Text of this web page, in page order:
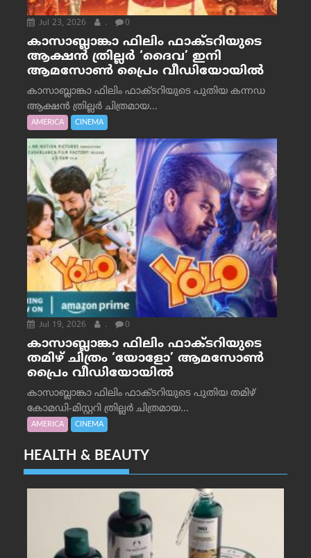
Jul 23, 2026 . 0
കാസാബ്ലാങ്കാ ഫിലിം ഫാക്ടറിയുടെ
ആക്ഷൻ ത്രില്ലർ ‘ദൈവ’ ഇനി
ആമസോൺ പ്രൈം വീഡിയോയിൽ
കാസാബ്ലാങ്കാ ഫിലിം ഫാക്ടറിയുടെ പുതിയ കന്നഡ
ആക്ഷൻ ത്രില്ലർ ചിത്രമായ...
AMERICA CINEMA
Jul 19, 2026 . 0
കാസാബ്ലാങ്കാ ഫിലിം ഫാക്ടറിയുടെ
തമിഴ് ചിത്രം ‘യോളോ’ ആമസോൺ
പ്രൈം വീഡിയോയിൽ
കാസാബ്ലാങ്കാ ഫിലിം ഫാക്ടറിയുടെ പുതിയ തമിഴ്
കോമഡി-മിസ്റ്ററി ത്രില്ലർ ചിത്രമായ...
AMERICA CINEMA
HEALTH & BEAUTY